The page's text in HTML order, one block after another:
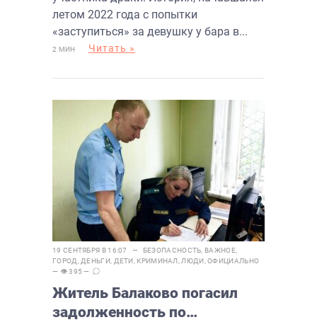
летом 2022 года с попытки
«заступиться» за девушку у бара в...
2 МИН Читать »
19 СЕНТЯБРЯ В 16:07 — БЕЗОПАСНОСТЬ ВАЖНОЕ,
ГОРОД
ДЕНЬГИ, ДЕТИ КРИМИНАЛ ЛЮДИ ,ОФИЦИАЛЬНО
— 👁 395 —
Житель Балаково погасил
задолженность по